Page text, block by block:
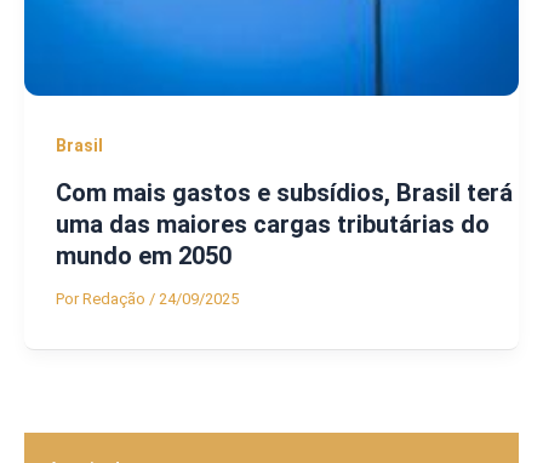
Brasil
Com mais gastos e subsídios, Brasil terá
uma das maiores cargas tributárias do
mundo em 2050
PorRedação / 24/09/2025